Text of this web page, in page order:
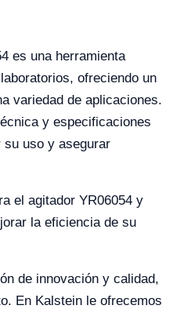
es una herramienta
ofreciendo un
variedad de aplicaciones.
y especificaciones
uso y asegurar
el agitador YR06054 y
la eficiencia de su
de innovación y calidad,
En Kalstein le ofrecemos